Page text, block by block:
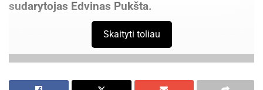
sudarytojas Edvinas Pukšta.
Skaityti toliau